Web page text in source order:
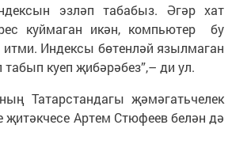
эзләп табабыз. Әгәр хат
куймаган икән, компьютер бу
итми. Индексы бөтенләй язылмаган
табып куеп җибәрәбез”,– ди ул.
Татарстандагы җәмәгатьчелек
җитәк­чесе Артем Стюфеев белән дә